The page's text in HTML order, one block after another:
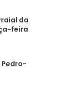
da
feira
Pedro-